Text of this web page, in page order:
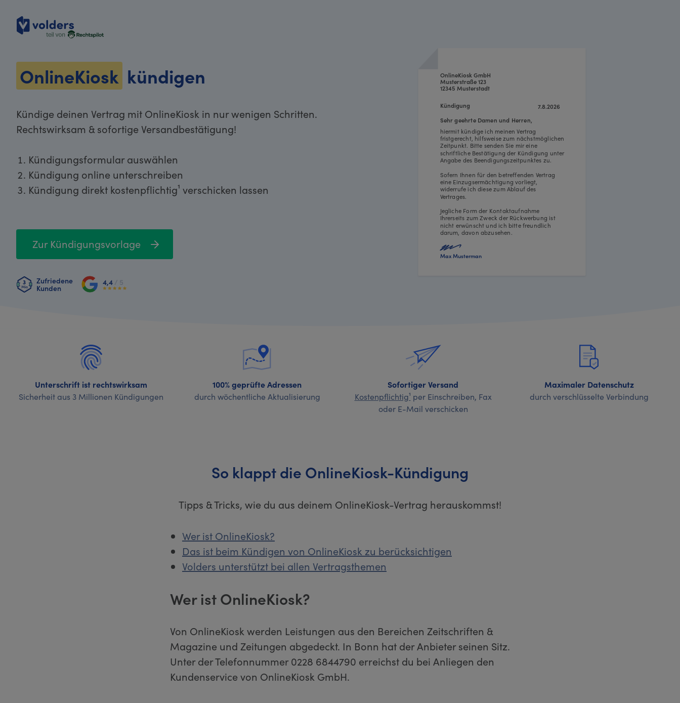
OnlineKiosk kündigen
Kündige deinen Vertrag mit OnlineKiosk in nur wenigen Schritten.
Rechtswirksam & sofortige Versandbestätigung!
Kündigungsformular auswählen
Kündigung online unterschreiben
Kündigung direkt kostenpflichtig¹ verschicken lassen
Zur Kündigungsvorlage
Zufriedene
Kunden
4,4 / 5
7.8.2026
OnlineKiosk GmbH
Musterstraße 123
12345 Musterstadt
hiermit kündige ich meinen Vertrag
fristgerecht, hilfsweise zum nächstmöglichen
Zeitpunkt. Bitte senden Sie mir eine
schriftliche Bestätigung der Kündigung unter
Angabe des Beendigungszeitpunktes zu.
Sofern Ihnen für den betreffenden Vertrag
eine Einzugsermächtigung vorliegt,
widerrufe ich diese zum Ablauf des
Vertrages.
Jegliche Form der Kontaktaufnahme
Ihrerseits zum Zweck der Rückwerbung ist
nicht erwünscht und ich bitte freundlich
darum, davon abzusehen.
Sehr geehrte Damen und Herren,
Kündigung
Max Musterman
Unterschrift ist rechtswirksam
Sicherheit aus 3 Millionen Kündigungen
100% geprüfte Adressen
durch wöchentliche Aktualisierung
Sofortiger Versand
Kostenpflichtig¹ per Einschreiben, Fax
oder E-Mail verschicken
Maximaler Datenschutz
durch verschlüsselte Verbindung
So klappt die OnlineKiosk-Kündigung
Tipps & Tricks, wie du aus deinem OnlineKiosk-Vertrag herauskommst!
Wer ist OnlineKiosk?
Das ist beim Kündigen von OnlineKiosk zu berücksichtigen
Volders unterstützt bei allen Vertragsthemen
Wer ist OnlineKiosk?
Von OnlineKiosk werden Leistungen aus den Bereichen Zeitschriften &
Magazine und Zeitungen abgedeckt. In Bonn hat der Anbieter seinen Sitz.
Unter der Telefonnummer 0228 6844790 erreichst du bei Anliegen den
Kundenservice von OnlineKiosk GmbH.